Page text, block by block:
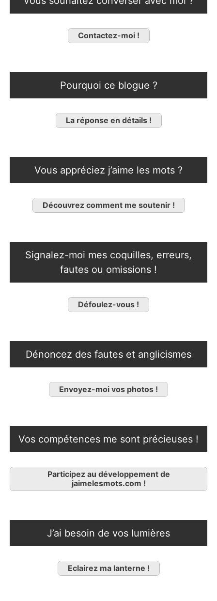
Contactez-moi !
Pourquoi ce blogue ?
La réponse en détails !
Vous appréciez j’aime les mots ?
Découvrez comment me soutenir !
Signalez-moi mes coquilles, erreurs,
fautes ou omissions !
Défoulez-vous !
Dénoncez des fautes et anglicismes
Envoyez-moi vos photos !
Vos compétences me sont précieuses !
Participez au développement de
jaimelesmots.com !
J’ai besoin de vos lumières
Eclairez ma lanterne !